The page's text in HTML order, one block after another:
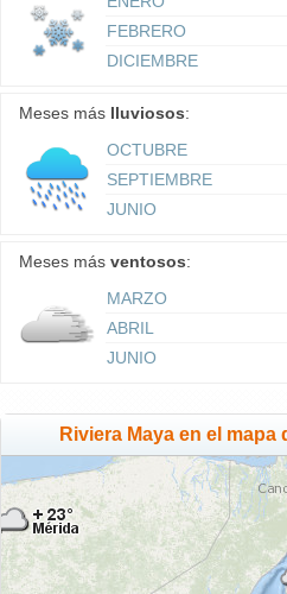
FEBRERO
DICIEMBRE
Meses más lluviosos:
OCTUBRE
SEPTIEMBRE
JUNIO
Meses más ventosos:
MARZO
ABRIL
JUNIO
Riviera Maya en el